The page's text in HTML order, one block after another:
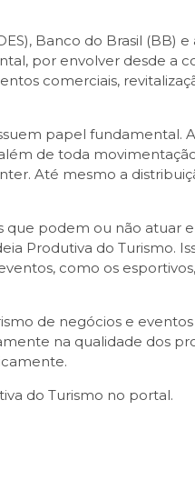
Banco do Brasil (BB) e
por envolver desde a
comerciais,
papel fundamental.
de toda
Até mesmo a
que podem ou não atuar
Produtiva do Turismo.
como os
de negócios e
na qualidade dos
do Turismo no portal.